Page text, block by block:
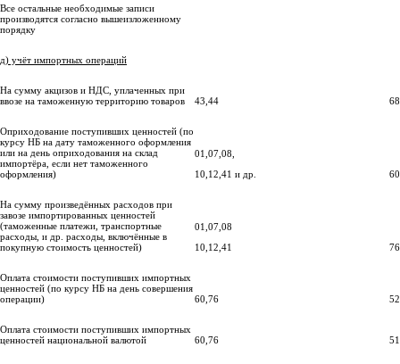
Все остальные необходимые записи
производятся согласно вышеизложенному
порядку
д) учёт импортных операций
На сумму акцизов и НДС, уплаченных при
ввозе на таможенную территорию товаров
43,44 68
Оприходование поступивших ценностей (по
курсу НБ на дату таможенного оформления
или на день оприходования на склад
импортёра, если нет таможенного
оформления)
01,07,08,
10,12,41 и др.
На сумму произведённых расходов при
завозе импортированных ценностей
(таможенные платежи, транспортные
расходы, и др. расходы, включённые в
покупную стоимость ценностей)
01,07,08
10,12,41
Оплата стоимости поступивших импортных
ценностей (по курсу НБ на день совершения
операции)
60,76
Оплата стоимости поступивших импортных
ценностей национальной валютой
60,76